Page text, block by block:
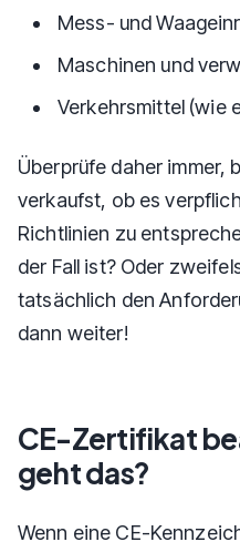
Mess- und
Maschinen und
Verkehrsmittel (wie
Überprüfe daher immer,
verkaufst, ob es
Richtlinien zu
der Fall ist? Oder
tatsächlich den
dann weiter!
CE-Zertifikat
geht das?
Wenn eine CE-